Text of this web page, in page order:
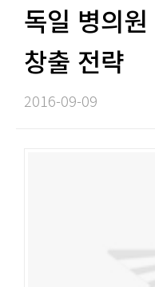
독일 병의
창출 전략​​
2016-09-09​